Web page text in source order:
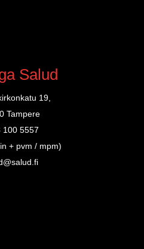
Salud
19,
Tampere
100 5557
+ pvm / mpm)